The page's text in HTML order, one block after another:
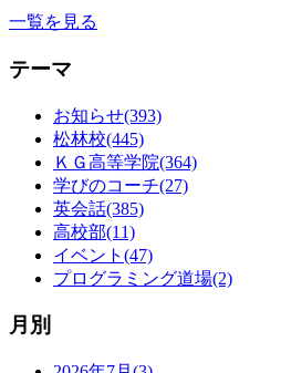
一覧を見る
テーマ
お知らせ(393)
松林校(445)
ＫＧ高等学院(364)
学びのコーチ(27)
英会話(385)
高校部(11)
イベント(47)
プログラミング道場(2)
月別